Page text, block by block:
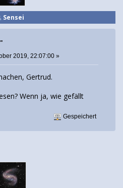
Sensei
2019, 22:07:00 »
Gertrud.
Wenn ja, wie gefällt
Gespeichert